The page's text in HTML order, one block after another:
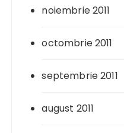
noiembrie 2011
octombrie 2011
septembrie 2011
august 2011